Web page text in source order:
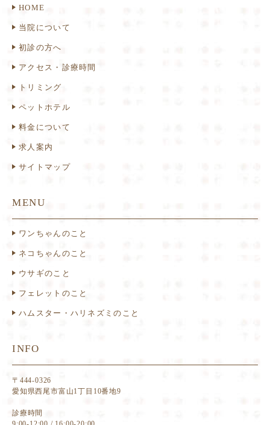
HOME
当院について
初診の方へ
アクセス・診療時間
トリミング
ペットホテル
料金について
求人案内
サイトマップ
MENU
ワンちゃんのこと
ネコちゃんのこと
ウサギのこと
フェレットのこと
ハムスター・ハリネズミのこと
INFO
〒444-0326
愛知県西尾市富山1丁目10番地9
診療時間